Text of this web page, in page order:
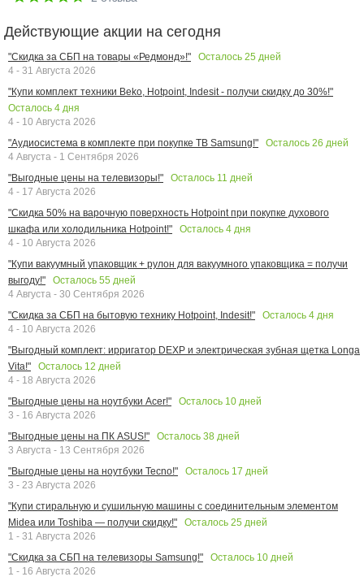
Действующие акции на сегодня
"Скидка за СБП на товары «Редмонд»!" Осталось 25 дней
4 - 31 Августа 2026
"Купи комплект техники Beko, Hotpoint, Indesit - получи скидку до 30%!"
Осталось 4 дня
4 - 10 Августа 2026
"Аудиосистема в комплекте при покупке ТВ Samsung!"
Осталось 26 дней
4 Августа - 1 Сентября 2026
"Выгодные цены на телевизоры!"
Осталось 11 дней
4 - 17 Августа 2026
"Скидка 50% на варочную поверхность Hotpoint при покупке духового
шкафа или холодильника Hotpoint!"
Осталось 4 дня
4 - 10 Августа 2026
"Купи вакуумный упаковщик + рулон для вакуумного упаковщика = получи
выгоду!"
Осталось 55 дней
4 Августа - 30 Сентября 2026
"Скидка за СБП на бытовую технику Hotpoint, Indesit!"
Осталось 4 дня
4 - 10 Августа 2026
"Выгодный комплект: ирригатор DEXP и электрическая зубная щетка Longa
Vita!"
Осталось 12 дней
4 - 18 Августа 2026
"Выгодные цены на ноутбуки Acer!"
Осталось 10 дней
3 - 16 Августа 2026
"Выгодные цены на ПК ASUS!"
Осталось 38 дней
3 Августа - 13 Сентября 2026
"Выгодные цены на ноутбуки Tecno!"
Осталось 17 дней
3 - 23 Августа 2026
"Купи стиральную и сушильную машины с соединительным элементом
Midea или Toshiba — получи скидку!"
Осталось 25 дней
1 - 31 Августа 2026
"Скидка за СБП на телевизоры Samsung!"
Осталось 10 дней
1 - 16 Августа 2026